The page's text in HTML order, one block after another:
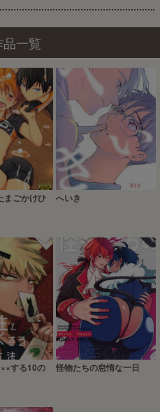
品一覧
まごかけひ
へいき
する10の
怪物たちの怠惰な一日